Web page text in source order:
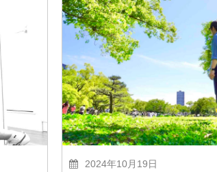
2024年10月19日